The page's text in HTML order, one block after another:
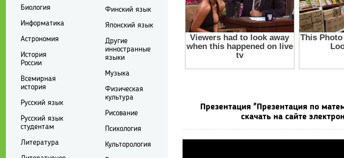
Презентация "Презентация по
скачать на сайте
Биология
Информатика
Астрономия
История
России
Всемирная
история
Русский язык
Русский язык
студентам
Литература
Финский язык
Японский язык
Другие
инностранные
языки
Музыка
Физическая
культура
Рисование
Психология
Культорология